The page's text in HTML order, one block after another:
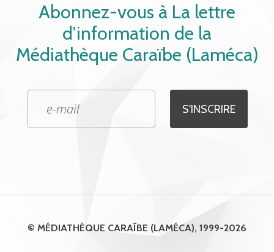
Abonnez-vous à La lettre
d’information de la
Médiathèque Caraïbe (Laméca)
© MÉDIATHÈQUE CARAÏBE (LAMÉCA), 1999-2026